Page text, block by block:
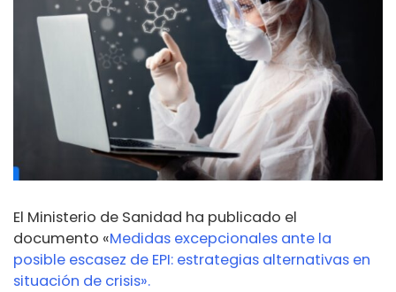
El Ministerio de Sanidad ha publicado el
documento «Medidas excepcionales ante la
posible escasez de EPI: estrategias alternativas en
situación de crisis».